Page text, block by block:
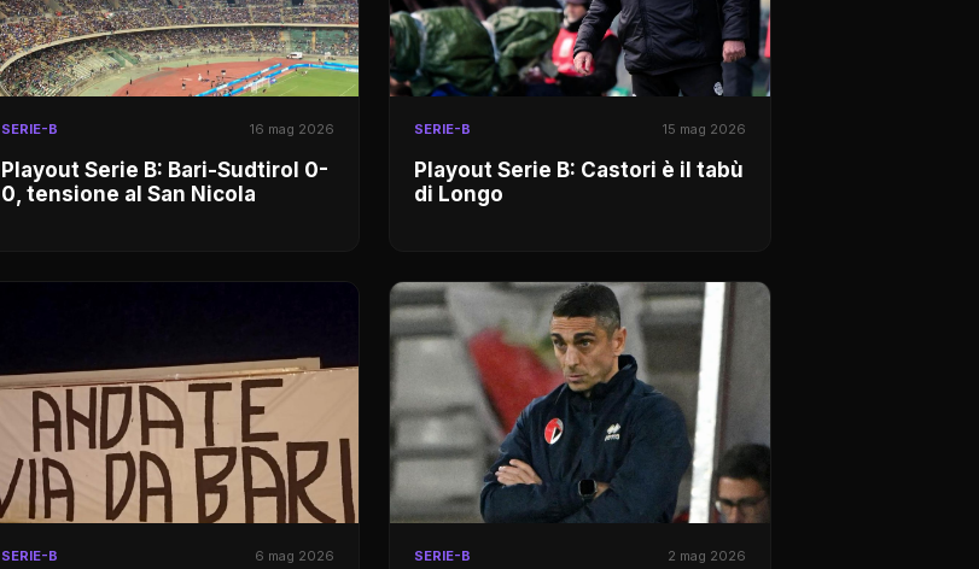
SERIE-B 16 mag 2026
Playout Serie B: Bari-Sudtirol 0-
0, tensione al San Nicola
SERIE-B 15 mag 2026
Playout Serie B: Castori è il tabù
di Longo
SERIE-B 6 mag 2026 SERIE-B 2 mag 2026